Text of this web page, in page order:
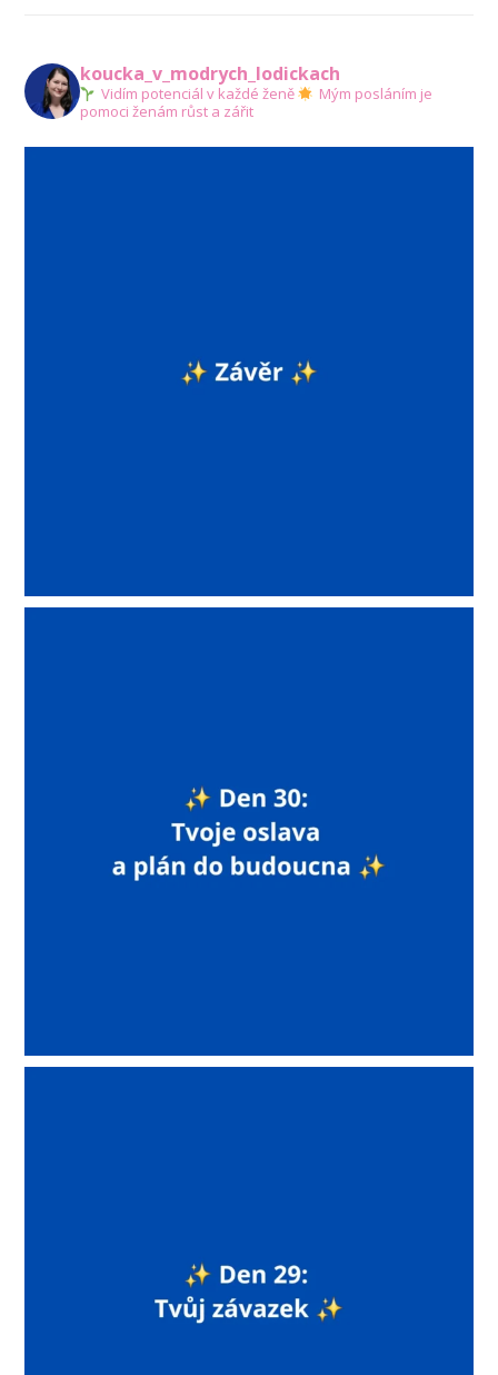
koucka_v_modrych_lodickach
Vidím potenciál v každé ženě
Mým posláním je
pomoci ženám růst a zářit